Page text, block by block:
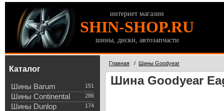
интернет магазин
SHIN-SHOP.RU
шины, диски, автозапчасти
Каталог
151
Шины Barum
286
Шины Continental
174
Шины Dunlop
Главная / Шины Goodyear
Шина Goodyear